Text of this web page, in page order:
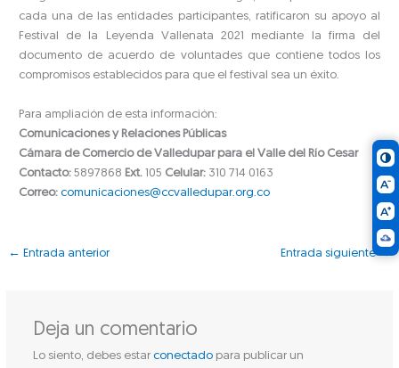
cada una de las entidades participantes, ratificaron su apoyo al
Festival de la Leyenda Vallenata 2021 mediante la firma del
documento de acuerdo de voluntades que contiene todos los
compromisos establecidos para que el festival sea un éxito.
Para ampliación de esta información:
Comunicaciones y Relaciones Públicas
Cámara de Comercio de Valledupar para el Valle del Río Cesar
Contacto: 5897868 Ext. 105 Celular: 310 714 0163
Correo: comunicaciones@ccvalledupar.org.co
← Entrada anterior Entrada siguiente→
Deja un comentario
Lo siento, debes estar conectadopara publicar un